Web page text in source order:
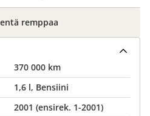
remppaa
370 000 km
1,6 l, Bensiini
2001 (ensirek. 1-2001)